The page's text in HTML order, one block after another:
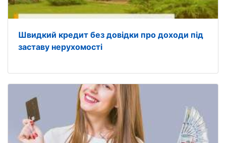
Швидкий кредит без довідки про доходи під
заставу нерухомості